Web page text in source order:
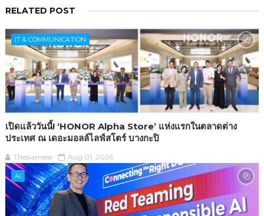
RELATED POST
IT & COMMUNICATION
เปิดแล้ววันนี้! ‘HONOR Alpha Store’ แห่งแรกในตลาดต่าง
ประเทศ ณ เดอะมอลล์ไลฟ์สโตร์ บางกะปิ
Thesiamese Aug 01, 2026
AI